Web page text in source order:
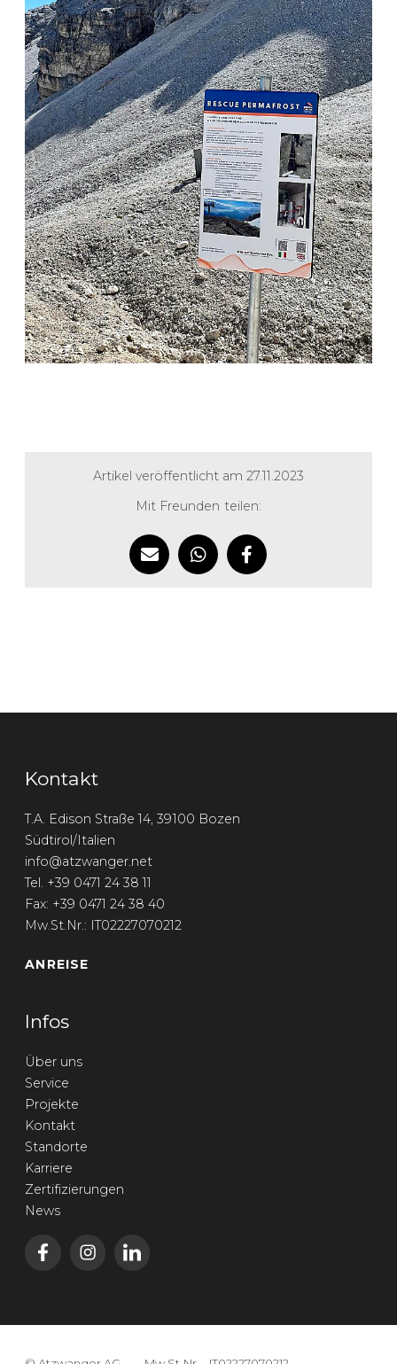
Artikel veröffentlicht am 27.11.2023
Mit Freunden teilen:
Kontakt
T.A. Edison Straße 14, 39100 Bozen
Südtirol/Italien
info@atzwanger.net
Tel. +39 0471 24 38 11
Fax: +39 0471 24 38 40
Mw.St.Nr.: IT02227070212
ANREISE
Infos
Über uns
Service
Projekte
Kontakt
Standorte
Karriere
Zertifizierungen
News